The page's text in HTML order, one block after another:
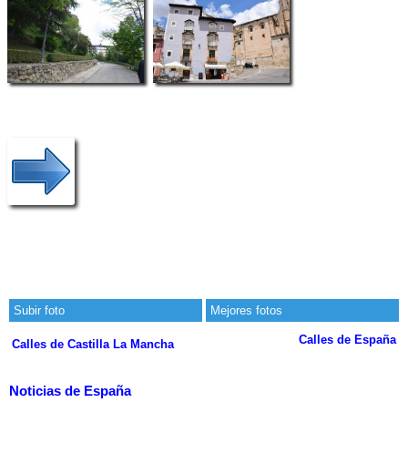
Subir foto Mejores fotos
Calles de Castilla La Mancha Calles de España
Noticias de España